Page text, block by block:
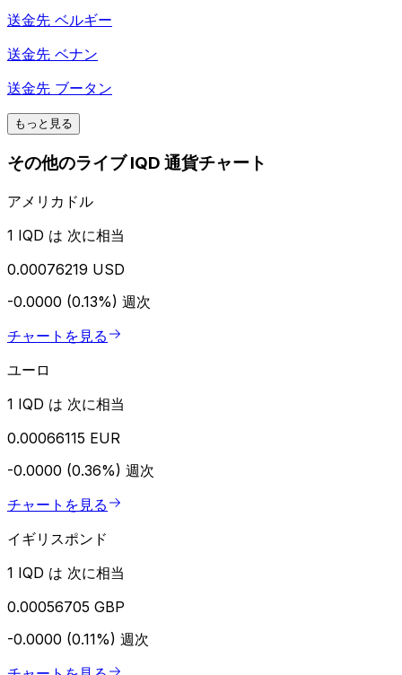
送金先 ベルギー
送金先 ベナン
送金先 ブータン
もっと見る
その他のライブ IQD 通貨チャート
アメリカドル
1 IQD は 次に相当
0.00076219 USD
-0.0000 (0.13%) 週次
チャートを見る
ユーロ
1 IQD は 次に相当
0.00066115 EUR
-0.0000 (0.36%) 週次
チャートを見る
イギリスポンド
1 IQD は 次に相当
0.00056705 GBP
-0.0000 (0.11%) 週次